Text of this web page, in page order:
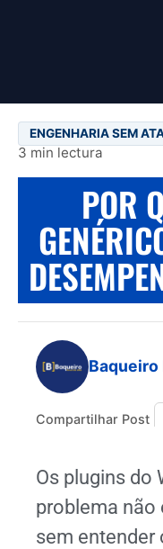
ENGENHARIA SEM
3 min lectura
POR
Baqueiro
Compartilhar Post
Os plugins do
problema não
sem entender